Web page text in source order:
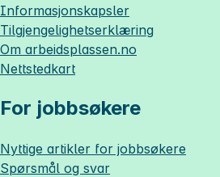
Informasjonskapsler
Tilgjengelighetserklæring
Om arbeidsplassen.no
Nettstedkart
For jobbsøkere
Nyttige artikler for jobbsøkere
Spørsmål og svar